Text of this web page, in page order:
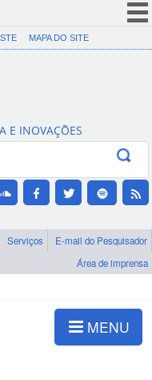
CORONAVÍRUS (COVID-19)
Canais
MAPA DO SITE
E INOVAÇÕES
Serviços
E-mail do Pesquisador
Área de imprensa
MENU